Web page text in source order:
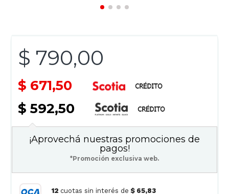
$ 790,00
$ 671,50
$ 592,50
¡Aprovechá nuestras promociones de
pagos!
*Promoción exclusiva web.
12 cuotas sin interés de $ 65,83